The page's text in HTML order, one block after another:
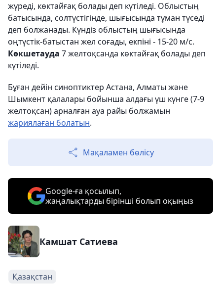
жүреді, көктайғақ болады деп күтіледі. Облыстың
батысында, солтүстігінде, шығысында тұман түседі
деп болжанады. Күндіз облыстың шығысында
оңтүстік-батыстан жел соғады, екпіні - 15-20 м/с.
Көкшетауда 7 желтоқсанда көктайғақ болады деп
күтіледі.
Бұған дейін синоптиктер Астана, Алматы және
Шымкент қалалары бойынша алдағы үш күнге (7-9
желтоқсан) арналған ауа райы болжамын
жариялаған болатын.
Мақаламен бөлісу
Google-ға қосылып,
жаңалықтарды бірінші болып оқыңыз
Камшат Сатиева
Қазақстан